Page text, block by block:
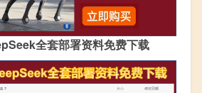
全套部署资料免费下载